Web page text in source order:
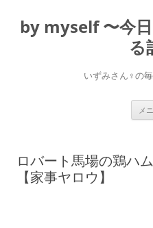
テ
ン
by myself 〜今
る
いずみさん♀の毎
メ
ロバート馬場の鶏ハ
【家事ヤロウ】